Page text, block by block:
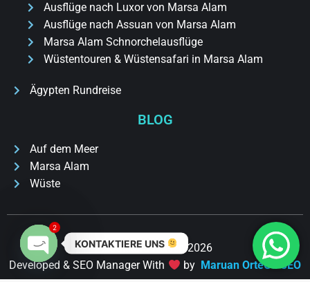
Ausflüge nach Luxor von Marsa Alam
Ausflüge nach Assuan von Marsa Alam
Marsa Alam Schnorchelausflüge
Wüstentouren & Wüstensafari in Marsa Alam
Ägypten Rundreise
BLOG
Auf dem Meer
Marsa Alam
Wüste
© Sakkara Reisen 2026
Developed & SEO Manager With
by Maruan OrteGa SEO
KONTAKTIERE UNS
Open chaty
2